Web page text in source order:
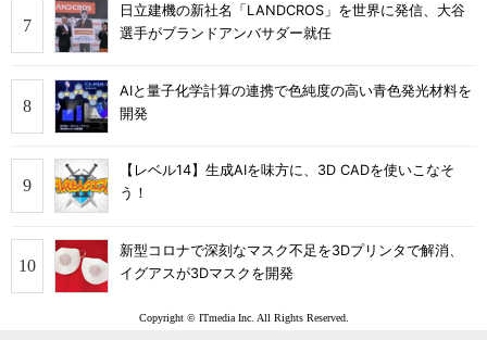
日立建機の新社名「LANDCROS」を世界に発信、大谷
選手がブランドアンバサダー就任
AIと量子化学計算の連携で色純度の高い青色発光材料を
開発
【レベル14】生成AIを味方に、3D CADを使いこなそ
う！
新型コロナで深刻なマスク不足を3Dプリンタで解消、
イグアスが3Dマスクを開発
Copyright © ITmedia Inc. All Rights Reserved.